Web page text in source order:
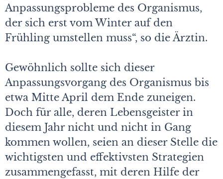
Anpassungsprobleme des Organismus,
der sich erst vom Winter auf den
Frühling umstellen muss“, so die Ärztin.
Gewöhnlich sollte sich dieser
Anpassungsvorgang des Organismus bis
etwa Mitte April dem Ende zuneigen.
Doch für alle, deren Lebensgeister in
diesem Jahr nicht und nicht in Gang
kommen wollen, seien an dieser Stelle die
wichtigsten und effektivsten Strategien
zusammengefasst, mit deren Hilfe der